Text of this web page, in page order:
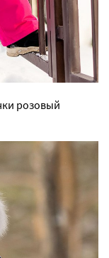
розовый